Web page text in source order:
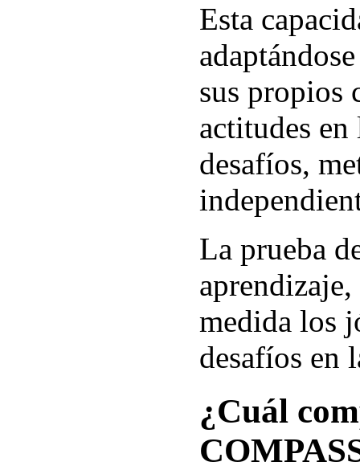
Esta
sus propios
actitudes
desafíos,
La prueba
medida los
desafíos en
¿Cuál